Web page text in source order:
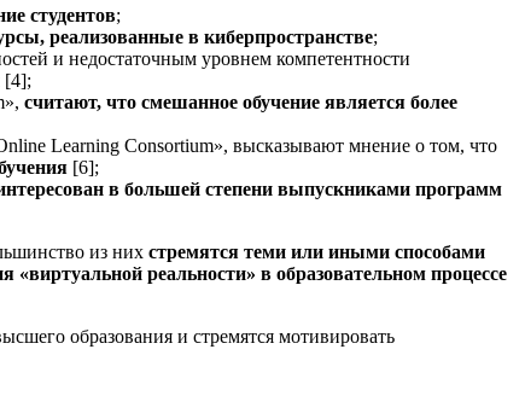
студентов;
реализованные в киберпространстве;
и недостаточным уровнем компетентности
[4];
считают, что смешанное обучение является более
Learning Consortium», высказывают мнение о том, что
[6];
в большей степени выпускниками программ
из них стремятся теми или иными способами
реальности» в образовательном процессе
образования и стремятся мотивировать